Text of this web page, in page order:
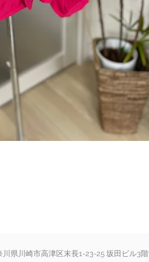
川県川崎市高津区末長1-23-25 坂田ビル3階